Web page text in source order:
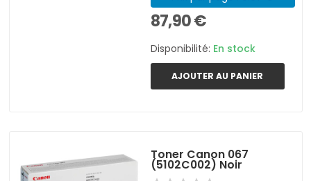
87,90 €
Disponibilité: En stock
AJOUTER AU PANIER
Toner Canon 067
(5102C002) Noir